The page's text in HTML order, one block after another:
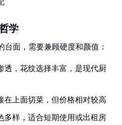
学
面，需要兼顾硬度和颜值：
透，花纹选择丰富，是现代厨
在上面切菜，但价格相对较高
多样，适合短期使用或出租房